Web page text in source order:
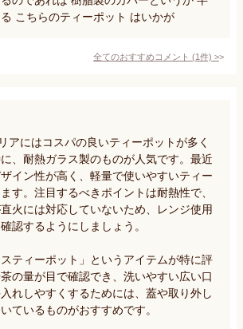
こちらのティーポット はいかが
全てのおすすめコメント (1件) >
アにはコスパの良いティーポットが多く
、耐熱ガラス製のものが人気です。最近
イン性が高く、軽量で使いやすいティー
す。注目するべきポイントは耐熱性で、
火には対応していないため、レンジ使用
認するようにしましょう。
ティーポット」というアイテムが特に評
の量が目で確認でき、洗いやすい広い口
れしやすくするためには、蓋や取り外し
ているものがおすすめです。